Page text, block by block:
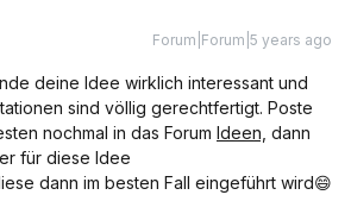
Forum|Forum|5 years ago
deine Idee wirklich interessant und
sind völlig gerechtfertigt. Poste
nochmal in das Forum Ideen, dann
für diese Idee
dann im besten Fall eingeführt wird😄